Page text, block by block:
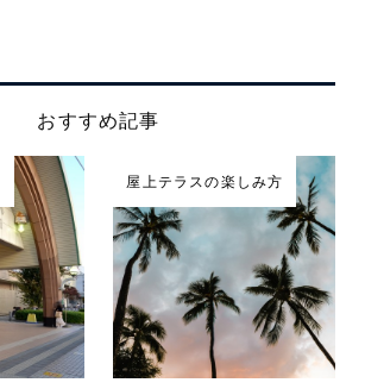
おすすめ記事
屋上テラスの楽しみ方